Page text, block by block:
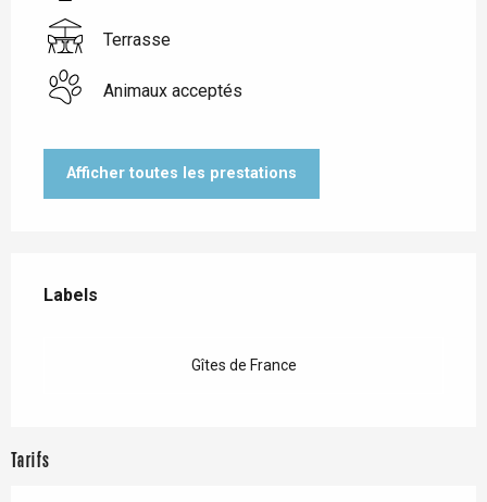
Terrasse
Animaux acceptés
Afficher toutes les prestations
Labels
Labels
Gîtes de France
Tarifs